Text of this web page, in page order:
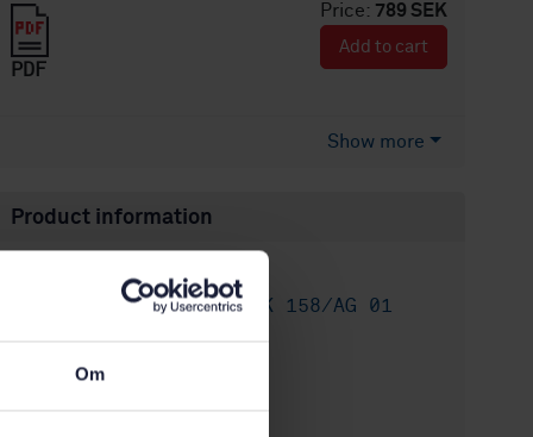
Om
Price: 789 SEK
PDF
Add to cart
Show more
Product information
English
Läder, SIS/TK 158/AG 01
International title:
Article no:STD-82598
Edition:2